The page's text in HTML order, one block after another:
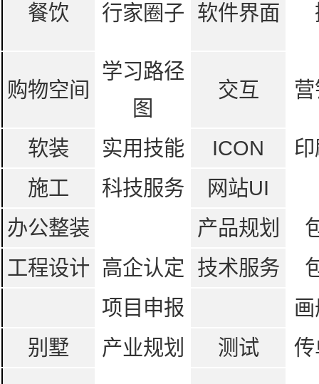
餐饮 行家圈子 软件界面
购物空间
学习路径
图
交互
软装 实用技能 ICON
施工
科技服务
网站UI
办公整装
产品规划
工程设计 高企认定 技术服务
项目申报
别墅
产业规划 测试